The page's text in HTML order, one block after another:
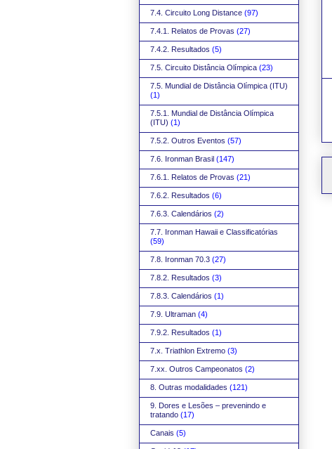
7.4. Circuito Long Distance (97)
7.4.1. Relatos de Provas (27)
7.4.2. Resultados (5)
7.5. Circuito Distância Olímpica (23)
7.5. Mundial de Distância Olímpica (ITU)
(1)
7.5.1. Mundial de Distância Olímpica
(ITU) (1)
7.5.2. Outros Eventos (57)
7.6. Ironman Brasil (147)
7.6.1. Relatos de Provas (21)
7.6.2. Resultados (6)
7.6.3. Calendários (2)
7.7. Ironman Hawaii e Classificatórias
(59)
7.8. Ironman 70.3 (27)
7.8.2. Resultados (3)
7.8.3. Calendários (1)
7.9. Ultraman (4)
7.9.2. Resultados (1)
7.x. Triathlon Extremo (3)
7.xx. Outros Campeonatos (2)
8. Outras modalidades (121)
9. Dores e Lesões – prevenindo e
tratando (17)
Canais (5)